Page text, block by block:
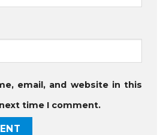
email, and website in this
time I comment.